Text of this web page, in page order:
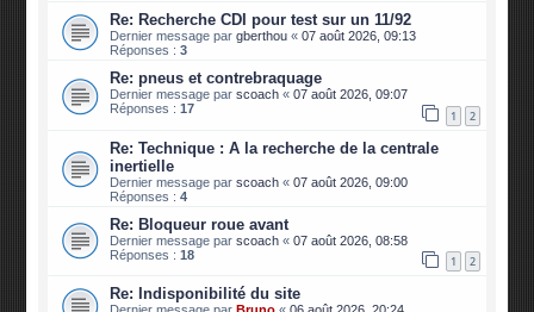
Re: Recherche CDI pour test sur un 11/92
Dernier message pargberthou «07 août 2026, 09:13
Réponses :3
Re: pneus et contrebraquage
Dernier message parscoach «07 août 2026, 09:07
Réponses :17 1 2
Re: Technique : A la recherche de la centrale
inertielle
Dernier message parscoach «07 août 2026, 09:00
Réponses :4
Re: Bloqueur roue avant
Dernier message parscoach «07 août 2026, 08:58
Réponses :18 1 2
Re: Indisponibilité du site